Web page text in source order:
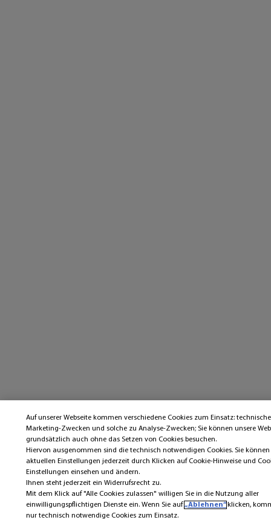
Auf unserer Webseite kommen verschiedene Cookies zum Einsatz:
Marketing-Zwecken und solche zu Analyse-Zwecken; Sie können unsere
grundsätzlich auch ohne das Setzen von Cookies besuchen.
Hiervon ausgenommen sind die technisch notwendigen Cookies. Sie können
aktuellen Einstellungen jederzeit durch Klicken auf Cookie-Hinweise und
Einstellungen einsehen und ändern.
Ihnen steht jederzeit ein Widerrufsrecht zu.
Mit dem Klick auf "Alle Cookies zulassen" willigen Sie in die Nutzung aller
einwilligungspflichtigen Dienste ein. Wenn Sie auf„Ablehnen“ klicken,
nur technisch notwendige Cookies zum Einsatz.